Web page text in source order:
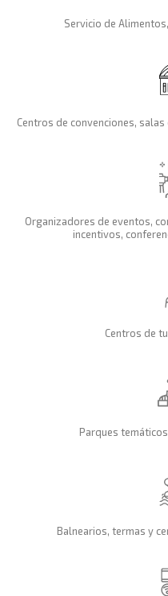
Servicio de
Centros de convenciones,
Organizadores de eventos,
incentivos,
Centros de
Parques
Balnearios, termas y